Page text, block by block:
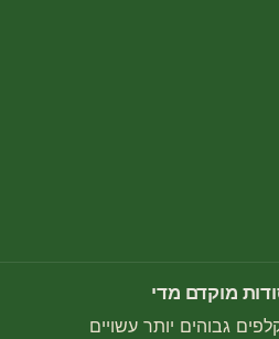
מוקדם מדי
2 בטוחים, קלפים גבוהים יותר עשויים